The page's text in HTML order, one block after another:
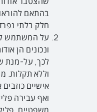
בהתאם
חלק בלתי
על המשתמש
ונכונים הן
לכך, על-מנת
וללא תקלות.
אישיים
ואף עבירה